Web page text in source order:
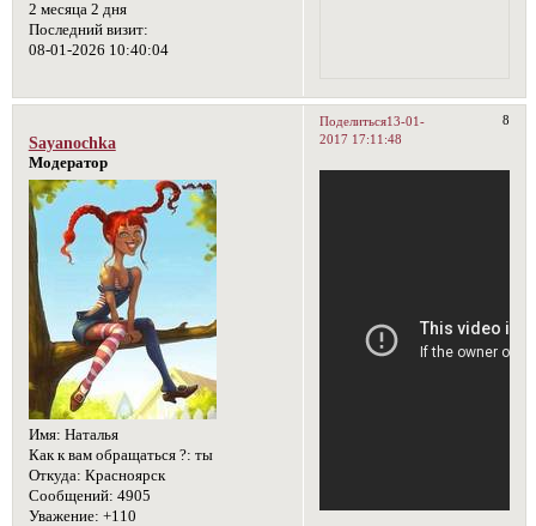
2 месяца 2 дня
Последний визит:
08-01-2026 10:40:04
Поделиться 8
13-01-
2017 17:11:48
Sayanochka
Модератор
Имя: Наталья
Как к вам обращаться ?: ты
Откуда: Красноярск
Сообщений: 4905
Уважение: +110